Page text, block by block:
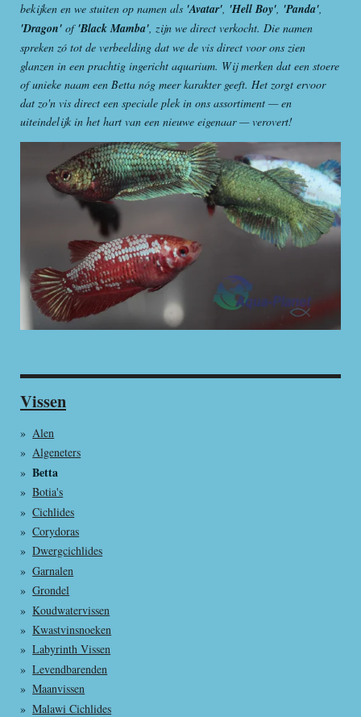
bekijken en we stuiten op namen als 'Avatar', 'Hell Boy', 'Panda',
'Dragon' of'Black Mamba', zijn we direct verkocht. Die namen
spreken zó tot de verbeelding dat we de vis direct voor ons zien
glanzen in een prachtig ingericht aquarium. Wij merken dat een stoere
of unieke naam een Betta nóg meer karakter geeft. Het zorgt ervoor
dat zo'n vis direct een speciale plek in ons assortiment — en
uiteindelijk in het hart van een nieuwe eigenaar — verovert!
Vissen
Alen
Algeneters
Betta
Botia's
Cichlides
Corydoras
Dwergcichlides
Garnalen
Grondel
Koudwatervissen
Kwastvinsnoeken
Labyrinth Vissen
Levendbarenden
Maanvissen
Malawi Cichlides